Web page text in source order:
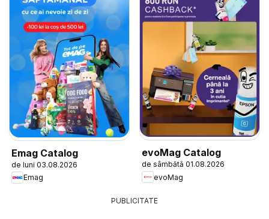
Emag Catalog
de luni 03.08.2026
Emag
evoMag Catalog
de sâmbătă 01.08.2026
evoMag
PUBLICITATE